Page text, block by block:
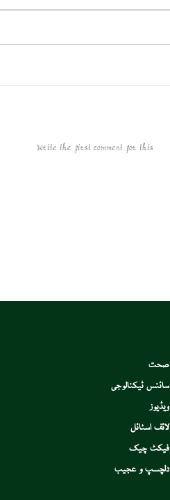
Write the first comment for this!
صحت
سائنس ٹیکنالوجی
ویڈیوز
لائف اسٹائل
فیکٹ چیک
دلچسپ و عجیب